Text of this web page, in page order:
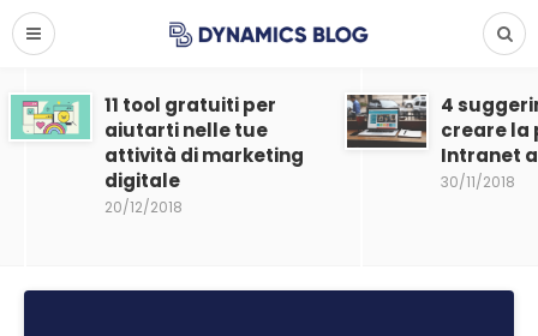
11 tool gratuiti per
aiutarti nelle tue
attività di marketing
digitale
20/12/2018
4
creare
Intranet
30/11/2018